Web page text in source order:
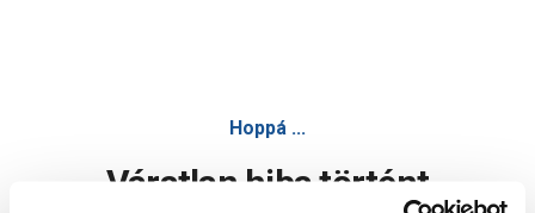
Hoppá ...
Váratlan hiba történt